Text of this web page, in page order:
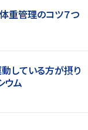
体重管理のコツ７つ
動している方が摂り
ウム